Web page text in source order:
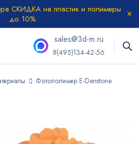
СКИДКА на пластик и полимеры
до 10%
sales@3d-m.ru
8(495)134-42-56
Фотополимер E-Denstone